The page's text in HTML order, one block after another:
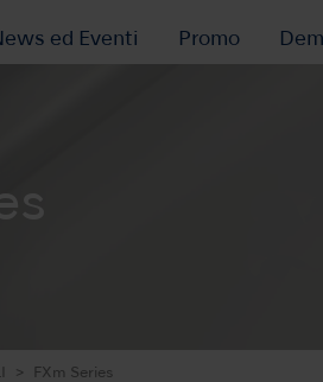
ed Eventi Promo
FXm Series